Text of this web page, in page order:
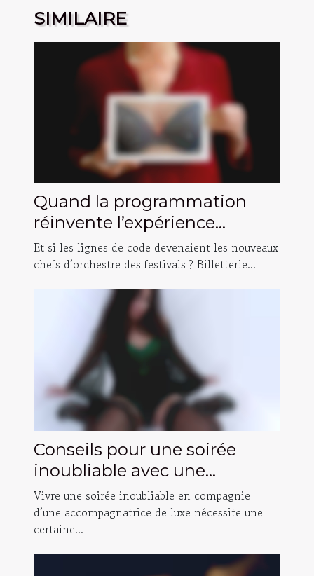
SIMILAIRE
Quand la programmation
réinvente l’expérience
festivalière : histoires
inattendues
Et si les lignes de code devenaient les nouveaux
chefs d’orchestre des festivals ? Billetterie...
Conseils pour une soirée
inoubliable avec une
accompagnatrice de luxe
Vivre une soirée inoubliable en compagnie
d’une accompagnatrice de luxe nécessite une
certaine...